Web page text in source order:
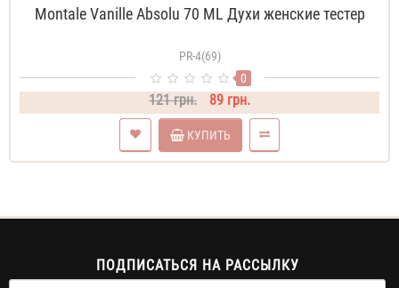
Montale Vanille Absolu 70 ML Духи женские тестер
PR-4(69)
0
121 грн. 89 грн.
КУПИТЬ
ПОДПИСАТЬСЯ НА РАССЫЛКУ